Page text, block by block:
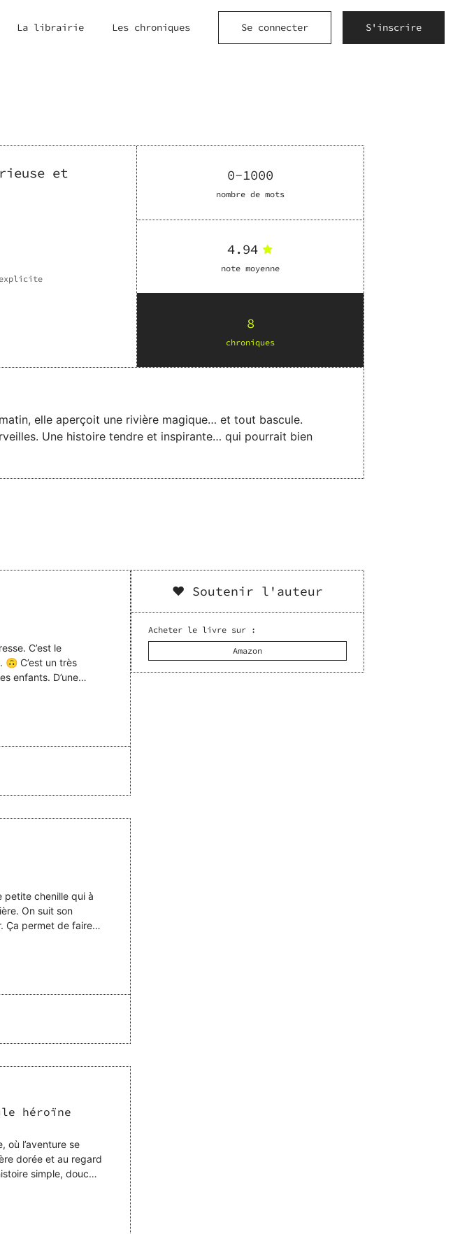
La librairie Les chroniques Se connecter S'inscrire
et
explicite
0-1000
nombre de mots
4.94
note moyenne
8
chroniques
elle aperçoit une rivière magique… et tout bascule.
Une histoire tendre et inspirante… qui pourrait bien
le
très
enfants. D’une
On suit son
héroïne
où l’aventure se
dorée et au regard
❤️ Soutenir l'auteur
Acheter le livre sur :
Amazon